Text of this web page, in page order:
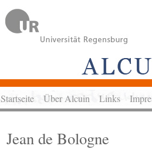
Startseite Über Alcuin Links
Jean de Bologne